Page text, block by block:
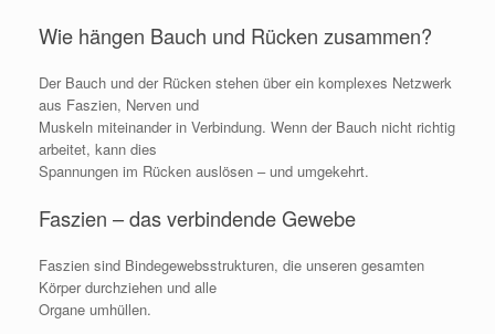
Wie hängen Bauch und Rücken zusammen?
Der Bauch und der Rücken stehen über ein komplexes Netzwerk
aus Faszien, Nerven und
Muskeln miteinander in Verbindung. Wenn der Bauch nicht richtig
arbeitet, kann dies
Spannungen im Rücken auslösen – und umgekehrt.
Faszien – das verbindende Gewebe
Faszien sind Bindegewebsstrukturen, die unseren gesamten
Körper durchziehen und alle
Organe umhüllen.